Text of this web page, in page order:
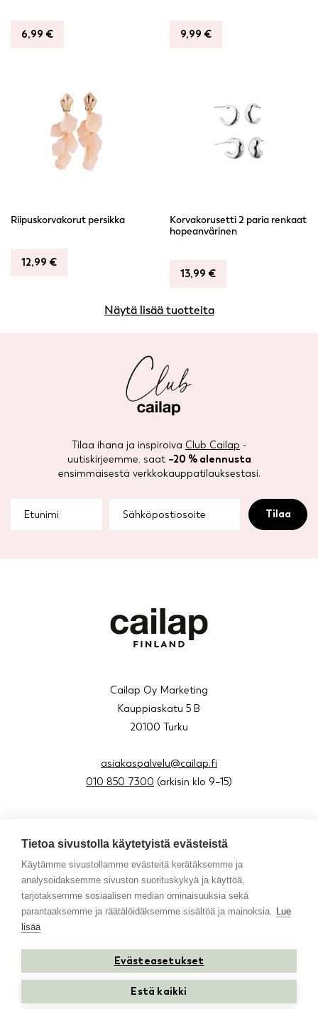
6,99 € 9,99 €
Riipuskorvakorut persikka
12,99 €
Korvakorusetti 2 paria renkaat
hopeanvärinen
13,99 €
Näytä lisää tuotteita
Tilaa ihana ja inspiroiva Club Cailap -
uutiskirjeemme, saat –20 % alennusta
ensimmäisestä verkkokauppatilauksestasi.
Cailap Oy Marketing
Kauppiaskatu 5 B
20100 Turku
asiakaspalvelu@cailap.fi
010 850 7300 (arkisin klo 9–15)
About us
Blog
Contact
Resellers in Sweden
InstagramFacebookYoutube
Tietoa sivustolla käytetyistä evästeistä
Käytämme sivustollamme evästeitä kerätäksemme ja
analysoidaksemme sivuston suorituskykyä ja käyttöä,
tarjotaksemme sosiaalisen median ominaisuuksia sekä
parantaaksemme ja räätälöidäksemme sisältöä ja mainoksia. Lue
lisää
Evästeasetukset
Estä kaikki